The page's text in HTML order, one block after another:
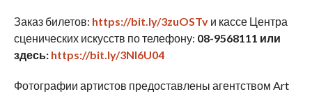
Заказ билетов: https://bit.ly/3zuOSTvи кассе Центра
сценических искусств по телефону: 08-9568111 или
здесь: https://bit.ly/3Nl6U04
Фотографии артистов предоставлены агентством Art